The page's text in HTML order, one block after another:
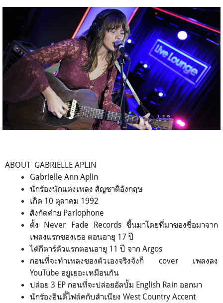
ABOUT GABRIELLE APLIN
Gabrielle Ann Aplin
นักร้องนักแต่งเพลง สัญชาติอังกฤษ
เกิด 10 ตุลาคม 1992
สังกัดค่าย Parlophone
ตั้ง Never Fade Records ขึ้นมาโดยที่มาของชื่อมาจาก
เพลงแรกของเธอ ตอนอายุ 17 ปี
ได้กีตาร์ตัวแรกตอนอายุ 11 ปี จาก Argos
ก่อนที่จะทำเพลงของตัวเองจริงจังก็ cover เพลงลง
YouTube อยู่เยอะเหมือนกัน
ปล่อย 3 EP ก่อนที่จะปล่อยอัลบั้ม English Rain ออกมา
นักร้องอินดี้โฟล์คกับสำเนียง West Country Accent